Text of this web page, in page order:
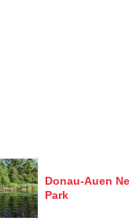
Donau-Auen
Park